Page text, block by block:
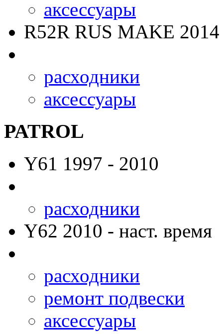
аксессуары
R52R RUS MAKE
расходники
аксессуары
PATROL
Y61 1997 - 2010
расходники
Y62 2010 - наст. время
расходники
ремонт подвески
аксессуары